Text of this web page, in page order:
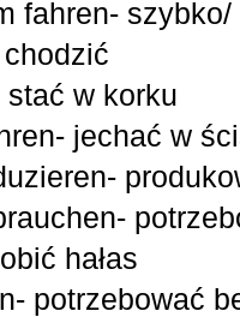
fahren-
w korku
jechać w
hałas
potrzebować